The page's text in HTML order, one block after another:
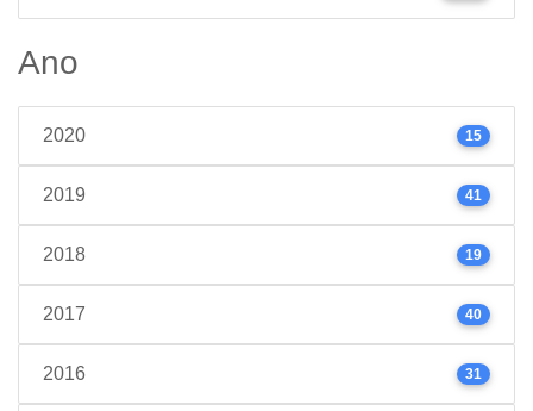
Ano
2020 15
2019 41
2018 19
2017 40
2016 31